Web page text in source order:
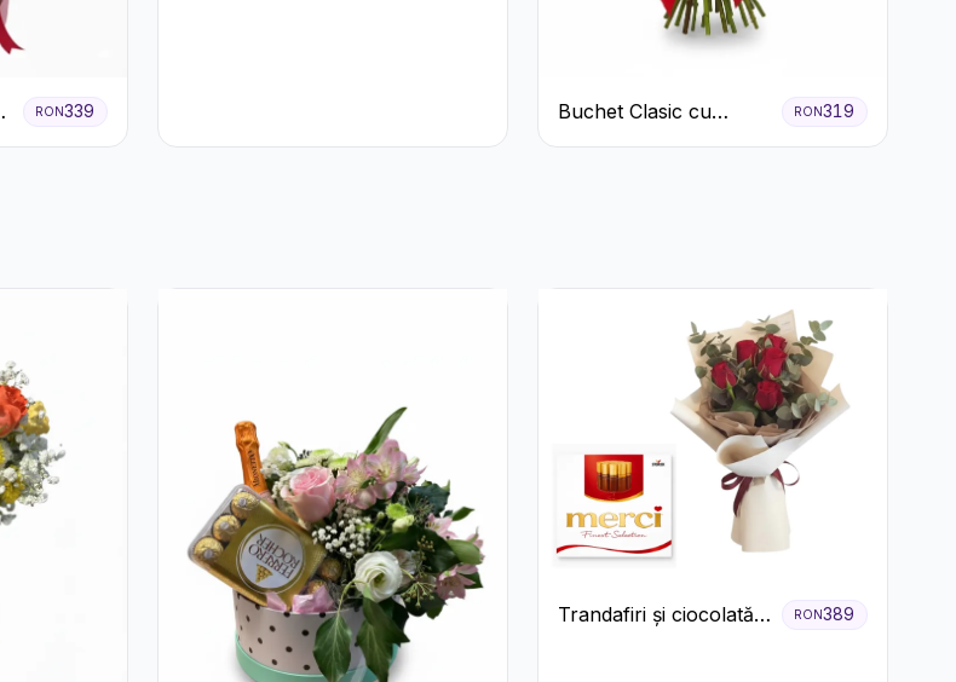
RON339
Buchet Clasic cu
Trandafiri Roșii și
RON319
Trandafiri și ciocolată
RON389